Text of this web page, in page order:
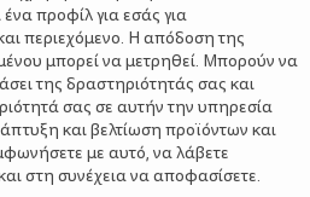
προφίλ για εσάς για
περιεχόμενο. Η απόδοση της
μπορεί να μετρηθεί. Μπορούν να
της δραστηριότητάς σας και
σας σε αυτήν την υπηρεσία
και βελτίωση προϊόντων και
με αυτό, να λάβετε
στη συνέχεια να αποφασίσετε.